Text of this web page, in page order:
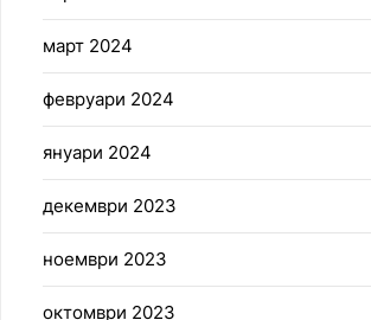
март 2024
февруари 2024
януари 2024
декември 2023
ноември 2023
октомври 2023